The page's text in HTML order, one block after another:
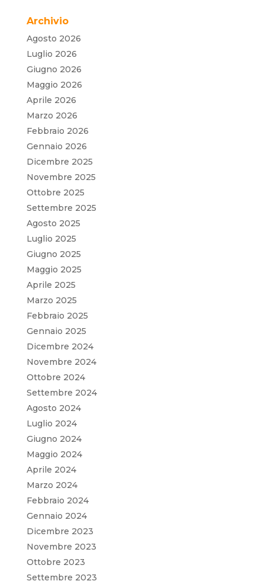
Archivio
Agosto 2026
Luglio 2026
Giugno 2026
Maggio 2026
Aprile 2026
Marzo 2026
Febbraio 2026
Gennaio 2026
Dicembre 2025
Novembre 2025
Ottobre 2025
Settembre 2025
Agosto 2025
Luglio 2025
Giugno 2025
Maggio 2025
Aprile 2025
Marzo 2025
Febbraio 2025
Gennaio 2025
Dicembre 2024
Novembre 2024
Ottobre 2024
Settembre 2024
Agosto 2024
Luglio 2024
Giugno 2024
Maggio 2024
Aprile 2024
Marzo 2024
Febbraio 2024
Gennaio 2024
Dicembre 2023
Novembre 2023
Ottobre 2023
Settembre 2023